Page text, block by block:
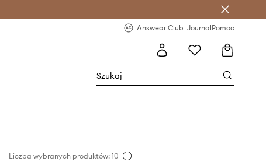
Answear Club JournalPomoc
Liczba wybranych produktów: 10